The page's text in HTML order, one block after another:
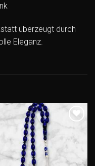
überzeugt durch
Eleganz.
Add to